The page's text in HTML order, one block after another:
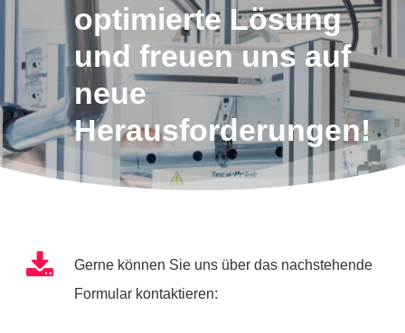
optimierte Lösung
und freuen uns auf
neue
Herausforderungen!
Gerne können Sie uns über das nachstehende
Formular kontaktieren: